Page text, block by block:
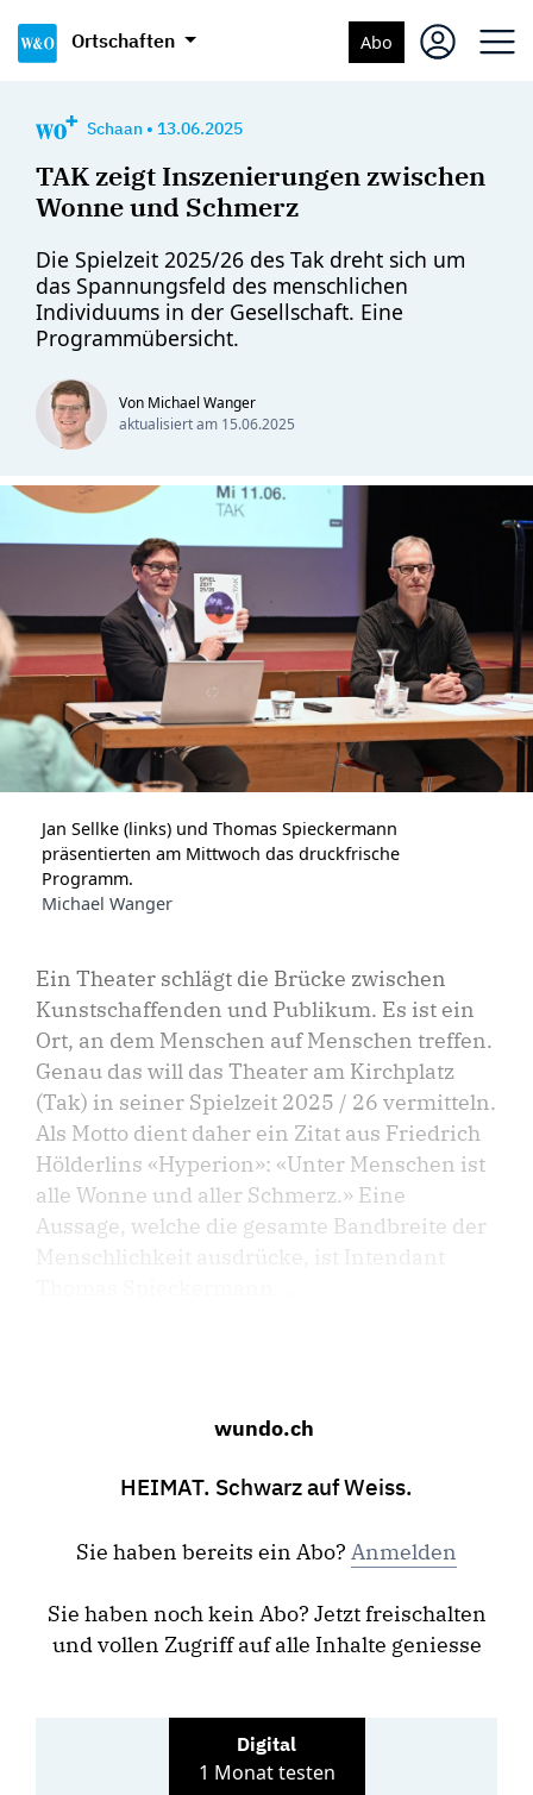
Ortschaften Abo
Schaan • 13.06.2025
TAK zeigt Inszenierungen zwischen
Wonne und Schmerz
Die Spielzeit 2025/26 des Tak dreht sich um
das Spannungsfeld des menschlichen
Individuums in der Gesellschaft. Eine
Programmübersicht.
Von Michael Wanger
aktualisiert am 15.06.2025
Jan Sellke (links) und Thomas Spieckermann
präsentierten am Mittwoch das druckfrische
Programm.
Michael Wanger
Ein Theater schlägt die Brücke zwischen
Kunstschaffenden und Publikum. Es ist ein
Ort, an dem Menschen auf Menschen treffen.
Genau das will das Theater am Kirchplatz
(Tak) in seiner Spielzeit 2025 / 26 vermitteln.
Als Motto dient daher ein Zitat aus Friedrich
Hölderlins «Hyperion»: «Unter Menschen ist
alle Wonne und aller Schmerz.» Eine
Aussage, welche die gesamte Bandbreite der
Menschlichkeit ausdrücke, ist Intendant
wundo.ch
HEIMAT. Schwarz auf Weiss.
Sie haben bereits ein Abo? Anmelden
Sie haben noch kein Abo? Jetzt freischalten
und vollen Zugriff auf alle Inhalte geniesse
Digital
1 Monat testen